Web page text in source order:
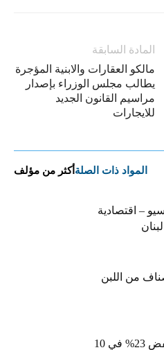
المادة السابقة
مالكو العقارات والابنية المؤجرة
يطالب مجلس الوزراء بإصدار
مراسيم القانون الجديد
للايجارات
المواد ذات الصلة أكثر من مؤلف
– اقتصادية
تعلّق التداول بـ9 أصناف من اللبن
الرخص العقارية المسجّلة تنخفض 23% في 10